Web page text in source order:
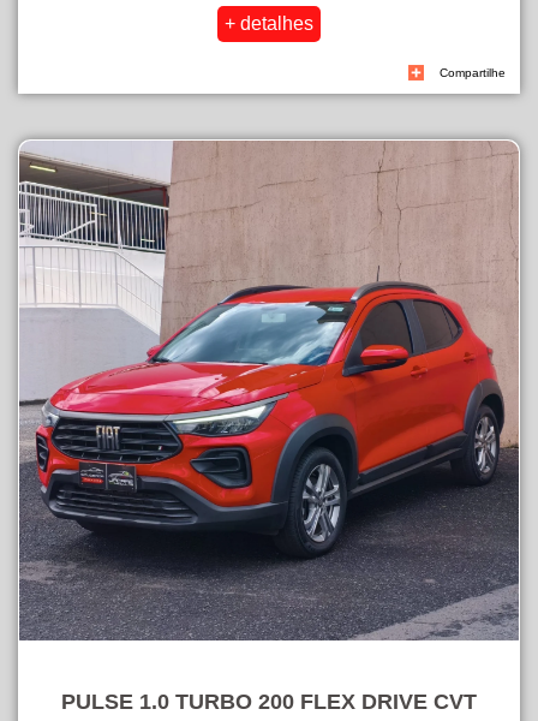
Compartilhe
PULSE 1.0 TURBO 200 FLEX DRIVE CVT